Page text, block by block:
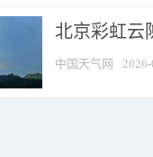
北京彩虹云
中国天气网